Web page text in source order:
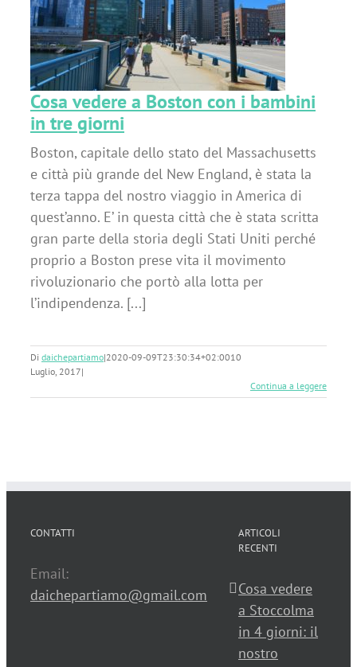
Cosa vedere a Boston con i bambini
in tre giorni
Boston, capitale dello stato del Massachusetts
e città più grande del New England, è stata la
terza tappa del nostro viaggio in America di
quest’anno. E’ in questa città che è stata scritta
gran parte della storia degli Stati Uniti perché
proprio a Boston prese vita il movimento
rivoluzionario che portò alla lotta per
l’indipendenza. [...]
Di daichepartiamo|2020-09-09T23:30:34+02:0010
Luglio, 2017|
Continua a leggere
CONTATTI
Email:
daichepartiamo@gmail.com
ARTICOLI
RECENTI
Cosa vedere
a Stoccolma
in 4 giorni: il
nostro